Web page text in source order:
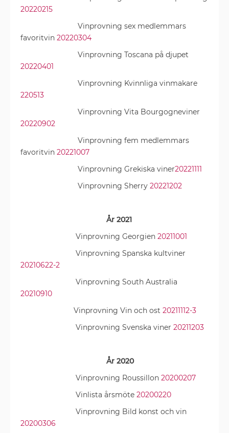
20220215
Vinprovning sex medlemmars
favoritvin 20220304
Vinprovning Toscana på djupet
20220401
Vinprovning Kvinnliga vinmakare
220513
Vinprovning Vita Bourgogneviner
20220902
Vinprovning fem medlemmars
favoritvin 20221007
Vinprovning Grekiska viner20221111
Vinprovning Sherry 20221202
År 2021
Vinprovning Georgien 20211001
Vinprovning Spanska kultviner
20210622-2
Vinprovning South Australia
20210910
Vinprovning Vin och ost 20211112-3
Vinprovning Svenska viner 20211203
År 2020
Vinprovning Roussillon 20200207
Vinlista årsmöte 20200220
Vinprovning Bild konst och vin
20200306